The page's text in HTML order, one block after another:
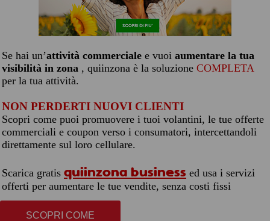
Se hai un’attività commerciale e vuoi aumentare la tua
visibilità in zona , quiinzona è la soluzione COMPLETA
per la tua attività.
NON PERDERTI NUOVI CLIENTI
Scopri come puoi promuovere i tuoi volantini, le tue offerte
commerciali e coupon verso i consumatori, intercettandoli
direttamente sul loro cellulare.
Scarica gratis quiinzona business ed usa i servizi
offerti per aumentare le tue vendite, senza costi fissi
SCOPRI COME